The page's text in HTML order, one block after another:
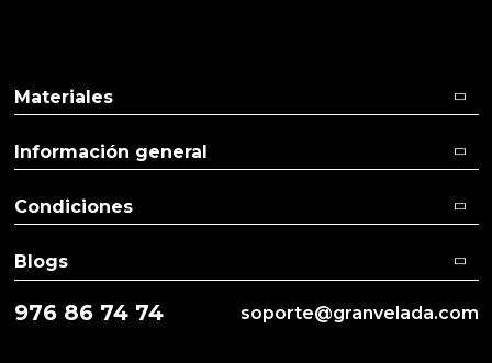
976 86 74 74 soporte@granvelada.com
Materiales
Información general
Condiciones
Blogs